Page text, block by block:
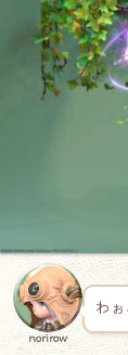
norirow
わ